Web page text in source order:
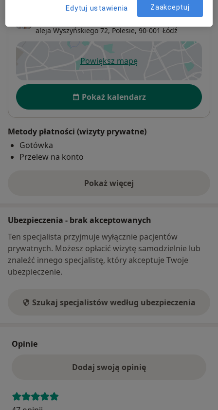
gabinet dietetyczny Justyna Anforowicz
aleja Wyszyńskiego 72, Polesie, 90-001 Łódź
Powiększ mapęotwiera się w nowej karcie
Dostępność
Pokaż kalendarz
Metody płatności (wizyty prywatne)
Gotówka
Przelew na konto
Pokaż więcej
o adresie
Ubezpieczenia - brak akceptowanych
Ten specjalista przyjmuje wyłącznie pacjentów
prywatnych. Możesz opłacić wizytę samodzielnie lub
znaleźć innego specjalistę, który akceptuje Twoje
ubezpieczenie.
Szukaj specjalistów według ubezpieczenia
Opinie
Dodaj swoją opinię
Edytuj ustawienia Zaakceptuj